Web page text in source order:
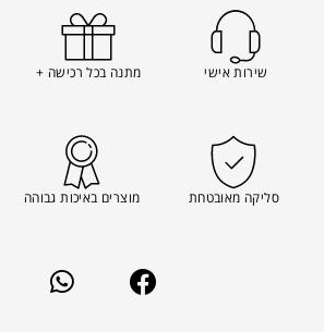
שירות אישי מתנה בכל רכישה +
סליקה מאובטחת מוצרים באיכות גבוהה